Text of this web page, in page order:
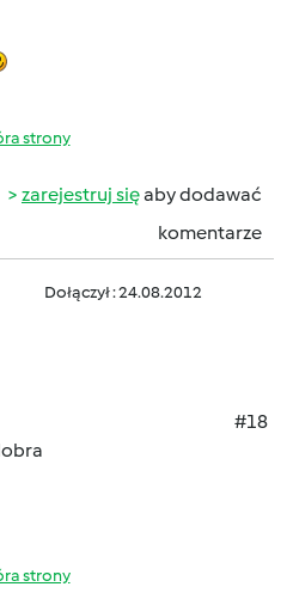
strony
zarejestruj sięaby dodawać
komentarze
Dołączył : 24.08.2012
#18
strony